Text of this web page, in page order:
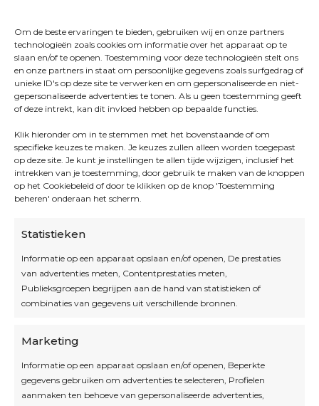
Om de beste ervaringen te bieden, gebruiken wij en onze partners
technologieën zoals cookies om informatie over het apparaat op te
slaan en/of te openen. Toestemming voor deze technologieën stelt ons
en onze partners in staat om persoonlijke gegevens zoals surfgedrag of
unieke ID's op deze site te verwerken en om gepersonaliseerde en niet-
gepersonaliseerde advertenties te tonen. Als u geen toestemming geeft
of deze intrekt, kan dit invloed hebben op bepaalde functies.
Klik hieronder om in te stemmen met het bovenstaande of om
specifieke keuzes te maken. Je keuzes zullen alleen worden toegepast
op deze site. Je kunt je instellingen te allen tijde wijzigen, inclusief het
intrekken van je toestemming, door gebruik te maken van de knoppen
op het Cookiebeleid of door te klikken op de knop 'Toestemming
beheren' onderaan het scherm.
Statistieken
Informatie op een apparaat opslaan en/of openen, De prestaties
van advertenties meten, Contentprestaties meten,
Publieksgroepen begrijpen aan de hand van statistieken of
combinaties van gegevens uit verschillende bronnen.
Marketing
Informatie op een apparaat opslaan en/of openen, Beperkte
gegevens gebruiken om advertenties te selecteren, Profielen
aanmaken ten behoeve van gepersonaliseerde advertenties,
Openingsuren
Blijf op de hoogte